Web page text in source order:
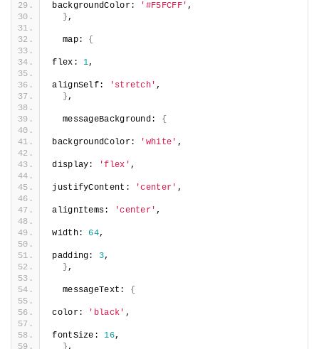
backgroundColor: '#F5FCFF' ,
},
  map:
{
flex: 1,
alignSelf: 'stretch' ,
},
  messageBackground:
{
backgroundColor: 'white' ,
display: 'flex' ,
justifyContent: 'center' ,
alignItems: 'center' ,
width: 64,
padding: 3,
},
  messageText:
{
color: 'black' ,
fontSize: 16,
} ,